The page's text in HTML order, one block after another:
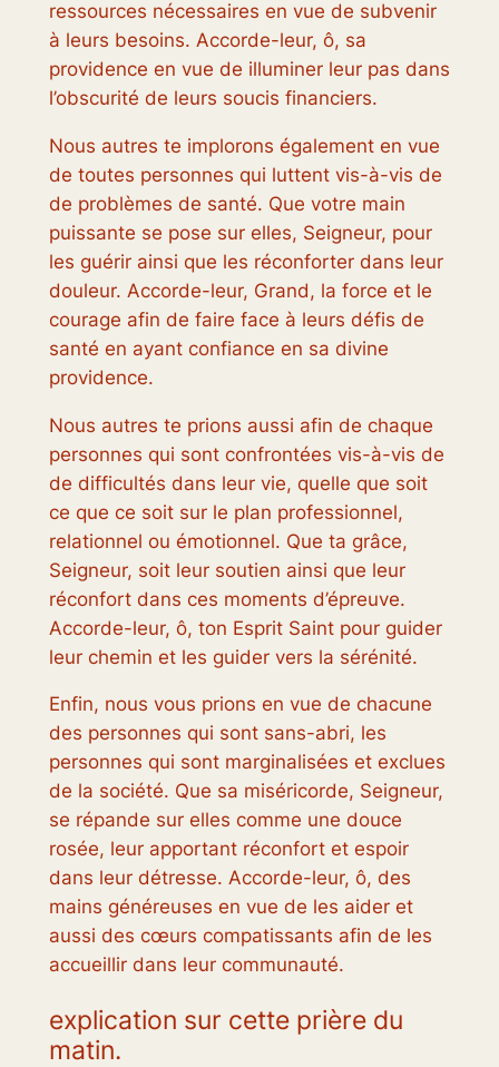
ressources nécessaires en vue de subvenir
à leurs besoins. Accorde-leur, ô, sa
providence en vue de illuminer leur pas dans
l’obscurité de leurs soucis financiers.
Nous autres te implorons également en vue
de toutes personnes qui luttent vis-à-vis de
de problèmes de santé. Que votre main
puissante se pose sur elles, Seigneur, pour
les guérir ainsi que les réconforter dans leur
douleur. Accorde-leur, Grand, la force et le
courage afin de faire face à leurs défis de
santé en ayant confiance en sa divine
providence.
Nous autres te prions aussi afin de chaque
personnes qui sont confrontées vis-à-vis de
de difficultés dans leur vie, quelle que soit
ce que ce soit sur le plan professionnel,
relationnel ou émotionnel. Que ta grâce,
Seigneur, soit leur soutien ainsi que leur
réconfort dans ces moments d’épreuve.
Accorde-leur, ô, ton Esprit Saint pour guider
leur chemin et les guider vers la sérénité.
Enfin, nous vous prions en vue de chacune
des personnes qui sont sans-abri, les
personnes qui sont marginalisées et exclues
de la société. Que sa miséricorde, Seigneur,
se répande sur elles comme une douce
rosée, leur apportant réconfort et espoir
dans leur détresse. Accorde-leur, ô, des
mains généreuses en vue de les aider et
aussi des cœurs compatissants afin de les
accueillir dans leur communauté.
explication sur cette prière du
matin.